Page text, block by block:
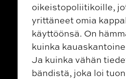
oikeistopoliitikoille,
yrittäneet omia
käyttöönsä. On
kuinka
Ja kuinka vähän
bändistä, joka loi